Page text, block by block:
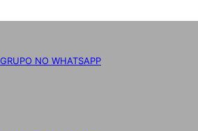
GRUPO NO WHATSAPP